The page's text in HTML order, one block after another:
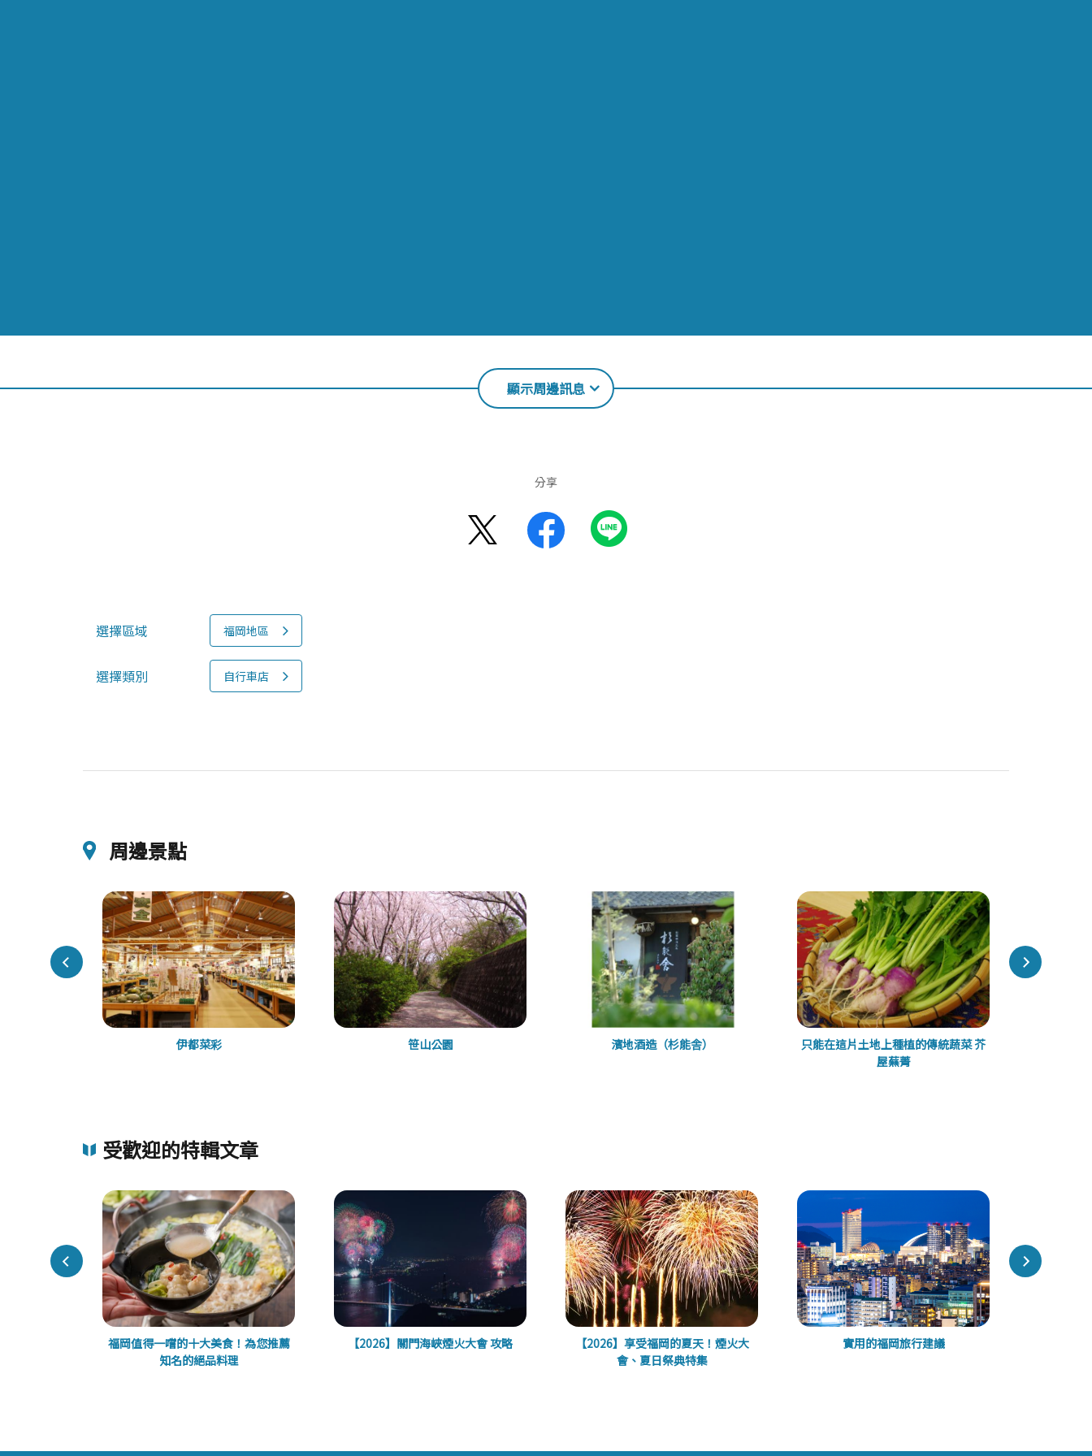
顯示周邊訊息
分享
選擇區域 福岡地區
選擇類別 自行車店
周邊景點
伊都菜彩 笹山公園 濱地酒造（杉能舎）
只能在這片土地上種植的傳統蔬菜 芥
屋蕪菁
受歡迎的特輯文章
福岡值得一嚐的十大美食！為您推薦
知名的絕品料理
【2026】關門海峽煙火大會 攻略
【2026】享受福岡的夏天！煙火大
會、夏日祭典特集
實用的福岡旅行建議